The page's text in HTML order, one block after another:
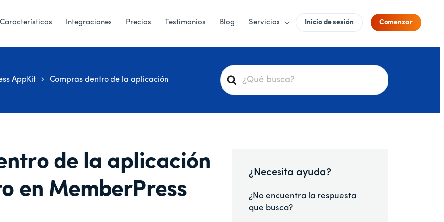
Características Integraciones Precios Testimonios Blog Servicios Inicio de sesión Comenzar
B
u
AppKit Compras dentro de la aplicación
de la aplicación
en MemberPress
¿Necesita ayuda?
¿No encuentra la respuesta
que busca?